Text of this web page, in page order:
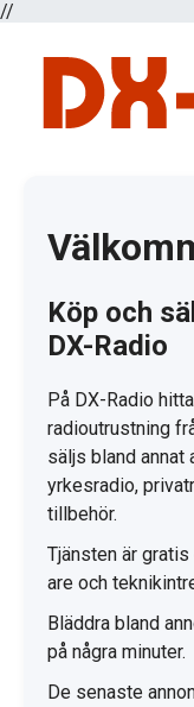
//
Köp och
DX-Radio
På DX-Radio
radioutrustning
säljs bland annat
yrkesradio,
tillbehör.
Tjänsten är gratis
are och
Bläddra bland
på några minuter.
De senaste